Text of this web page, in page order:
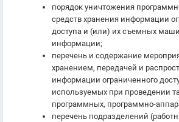
порядок уничтожения
средств хранения информации
доступа и (или) их съемных
информации;
перечень и содержание
хранением, передачей и
информации ограниченного
используемых при проведении
программных, программно-
перечень подразделений